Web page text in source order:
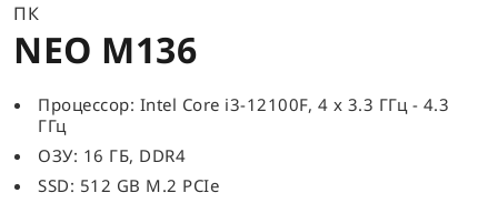
ПК
NEO M136
Процессор: Intel Core i3-12100F, 4 x 3.3 ГГц - 4.3
ГГц
ОЗУ: 16 ГБ, DDR4
SSD: 512 GB M.2 PCIe